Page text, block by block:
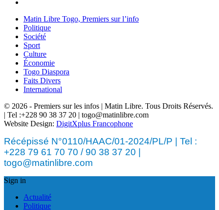
Matin Libre Togo, Premiers sur l’info
Politique
Société
Sport
Culture
Économie
Togo Diaspora
Faits Divers
International
© 2026 - Premiers sur les infos | Matin Libre. Tous Droits Réservés.
| Tel :+228 90 38 37 20 | togo@matinlibre.com
Website Design: DigitXplus Francophone
Récépissé N°0110/HAAC/01-2024/PL/P | Tel :
+228 79 61 70 70 / 90 38 37 20 |
togo@matinlibre.com
Sign in
Actualité
Politique